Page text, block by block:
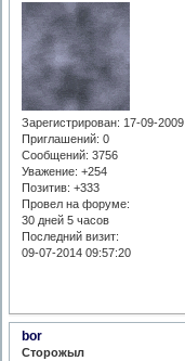
Зарегистрирован: 17-09-2009
Приглашений: 0
Сообщений: 3756
Уважение: +254
Позитив: +333
Провел на форуме:
30 дней 5 часов
Последний визит:
09-07-2014 09:57:20
bor
Сторожыл